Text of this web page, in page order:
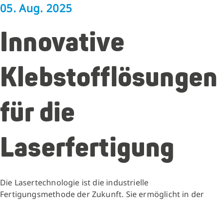
05. Aug. 2025
Innovative
Klebstofflösungen
für die
Laserfertigung
Die Lasertechnologie ist die industrielle
Fertigungsmethode der Zukunft. Sie ermöglicht in der